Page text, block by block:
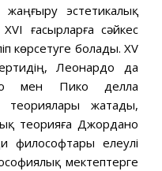
эстетикалық
ғасырларға сәйкес
көрсетуге болады. XV
Леонардо да
мен Пико делла
теориялары жатады,
теорияға Джордано
философтары елеулі
мектептерге